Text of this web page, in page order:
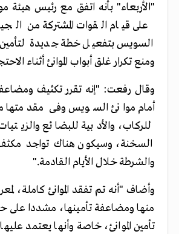
"الأربعاء" بأنه اتفق مع رئيس هيئة
على قيام القوات المشتركة من
السويس بتفعيل خطة جديدة
ومنع تكرار غلق أبواب الموانئ أثناء
وقال رفعت: "إنه تقرر تكثيف
أمام موانئ السويس وفى مقدمتها
للركاب، والأدبية للبضائع
السخنة، وسيكون هناك تواجد
والشرطة خلال الأيام القادمة".
وأضاف "أنه تم تفقد الموانئ كاملة،
منها ومضاعفة تأمينها، مشددا
تأمين الموانئ، خاصة وأنها يعتمد